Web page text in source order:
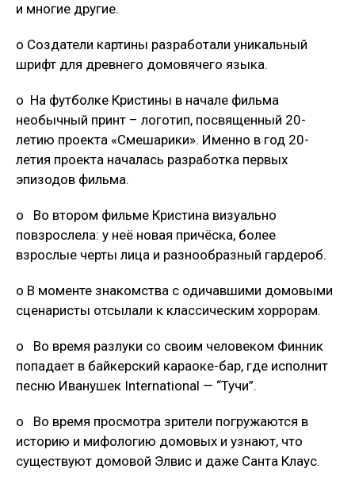
и многие другие.
o Создатели картины разработали уникальный
шрифт для древнего домовячего языка.
o На футболке Кристины в начале фильма
необычный принт – логотип, посвященный 20-
летию проекта «Смешарики». Именно в год 20-
летия проекта началась разработка первых
эпизодов фильма.
o Во втором фильме Кристина визуально
повзрослела: у неё новая причёска, более
взрослые черты лица и разнообразный гардероб.
o В моменте знакомства с одичавшими домовыми
сценаристы отсылали к классическим хоррорам.
o Во время разлуки со своим человеком Финник
попадает в байкерский караоке-бар, где исполнит
песню Иванушек International — “Тучи”.
o Во время просмотра зрители погружаются в
историю и мифологию домовых и узнают, что
существуют домовой Элвис и даже Санта Клаус.